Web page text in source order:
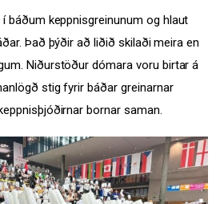
báðum keppnisgreinunum og hlaut
Það þýðir að liðið skilaði meira en
Niðurstöður dómara voru birtar á
stig fyrir báðar greinarnar
bornar saman.